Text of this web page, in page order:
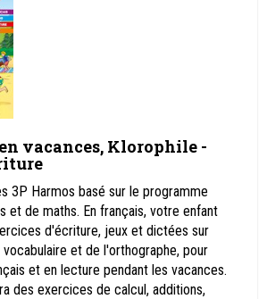
vacances, Klorophile -
3P Harmos basé sur le programme
et de maths. En français, votre enfant
d'écriture, jeux et dictées sur
et de l'orthographe, pour
et en lecture pendant les vacances.
des exercices de calcul, additions,